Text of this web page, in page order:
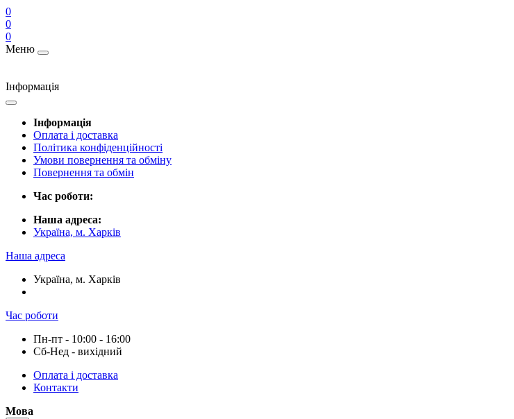
0
0
0
Меню
Інформація
Інформація
Оплата і доставка
Політика конфіденційності
Умови повернення та обміну
Повернення та обмін
Час роботи:
Наша адреса:
Україна, м. Харків
Наша адреса
Україна, м. Харків
Час роботи
Пн-пт - 10:00 - 16:00
Сб-Нед - вихідний
Оплата і доставка
Контакти
Мова